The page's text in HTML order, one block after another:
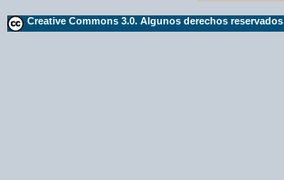
Creative Commons 3.0. Algunos derechos reservados